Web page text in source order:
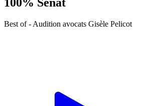
Best of - Audition avocats Gisèle Pelicot